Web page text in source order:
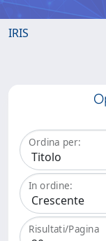
IRIS
Ordina per:
In ordine:
Risultati/Pagina